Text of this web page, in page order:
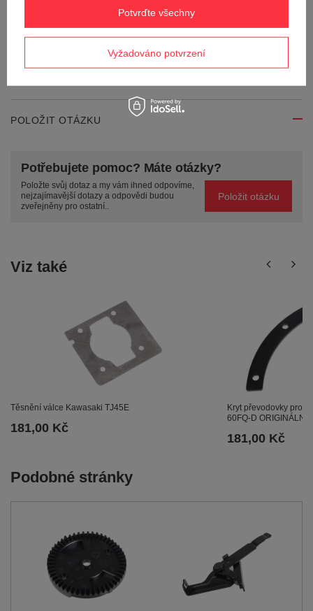
Odeslat zpětnou vazbu
POLOŽIT OTÁZKU
Potřebujete pomoc? Máte otázky?
Položte svůj dotaz a my vám ihned odpovíme,
nejzajímavější dotazy a odpovědi budou
zveřejněny pro ostatní..
Položit otázku
Viz také
Těsnění válce Kawasaki TJ45E
181,00 Kč
Kryt převodovky pro
60FQ-D ORIGINÁLNÍ
181,00 Kč
Podobné stránky
Vyžadováno potvrzení
Potvrďte všechny